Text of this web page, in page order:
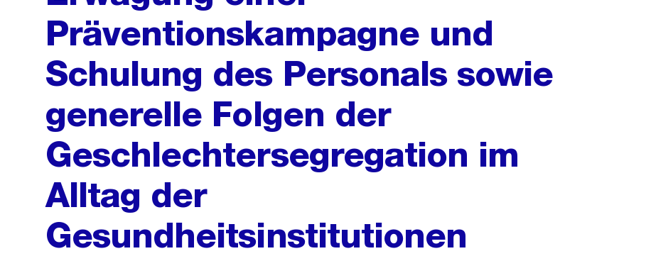
Präventionskampagne und
Schulung des Personals sowie
generelle Folgen der
Geschlechtersegregation im
Alltag der
Gesundheitsinstitutionen